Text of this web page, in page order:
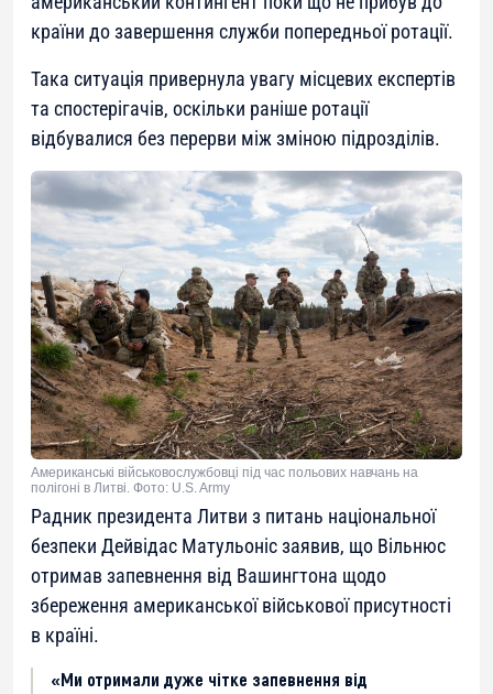
країни до завершення служби попередньої ротації.
Така ситуація привернула увагу місцевих експертів
та спостерігачів, оскільки раніше ротації
відбувалися без перерви між зміною підрозділів.
Американські військовослужбовці під час польових навчань на
полігоні в Литві. Фото: U.S. Army
Радник президента Литви з питань національної
безпеки Дейвідас Матульоніс заявив, що Вільнюс
отримав запевнення від Вашингтона щодо
збереження американської військової присутності
в країні.
«Ми отримали дуже чітке запевнення від